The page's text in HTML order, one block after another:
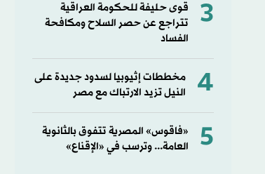
3
قوى حليفة للحكومة العراقية
تتراجع عن حصر السلاح ومكافحة
الفساد
4
مخططات إثيوبيا لسدود جديدة على
النيل تزيد الارتباك مع مصر
5
«فاقوس» المصرية تتفوق بالثانوية
العامة... وترسب في «الإقناع»